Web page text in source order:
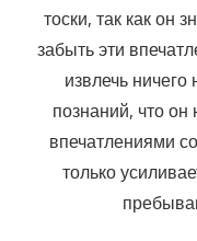
тоски, так как он
забыть эти
извлечь ничего
познаний, что
впечатлениями
только